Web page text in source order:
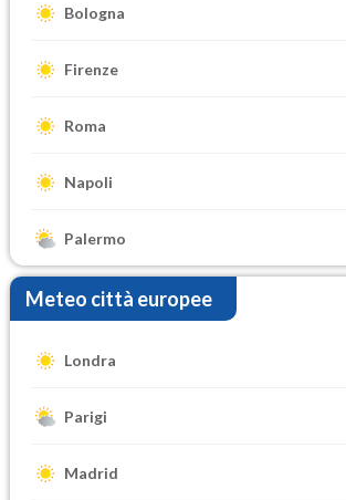
Bologna
Firenze
Roma
Napoli
Palermo
Meteo città europee
Londra
Parigi
Madrid